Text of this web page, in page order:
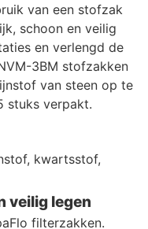
van een stofzak
schoon en veilig
en verlengd de
3BM stofzakken
van steen op te
stuks verpakt.
kwartsstof,
veilig legen
filterzakken.